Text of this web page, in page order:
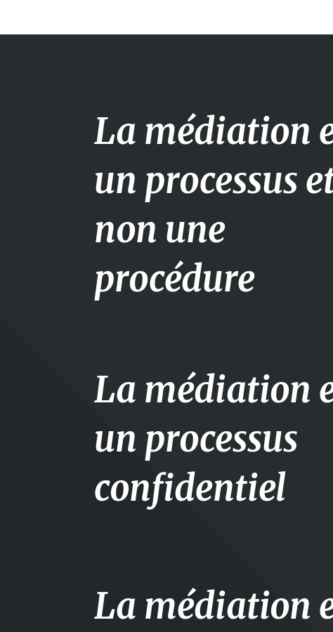
La médiation
un processus
non une
procédure
La médiation
un processus
confidentiel
La médiation